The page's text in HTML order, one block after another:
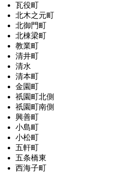
瓦役町
北木之元町
北御門町
北棟梁町
教業町
清井町
清水
清本町
金園町
祇園町北側
祇園町南側
興善町
小島町
小松町
五軒町
五条橋東
西海子町